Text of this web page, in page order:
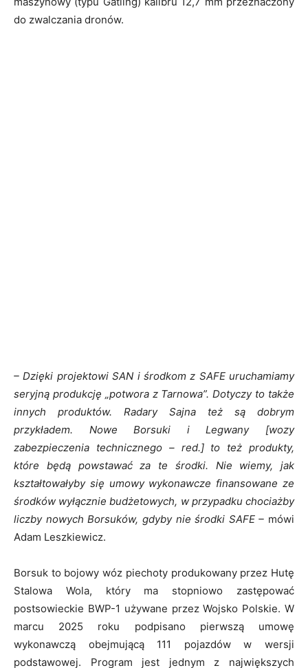
do zwalczania dronów.
– Dzięki projektowi SAN i środkom z SAFE uruchamiamy
seryjną produkcję „potwora z Tarnowa”. Dotyczy to także
innych produktów. Radary Sajna też są dobrym
przykładem. Nowe Borsuki i Legwany [wozy
zabezpieczenia technicznego – red.] to też produkty,
które będą powstawać za te środki. Nie wiemy, jak
kształtowałyby się umowy wykonawcze finansowane ze
środków wyłącznie budżetowych, w przypadku chociażby
liczby nowych Borsuków, gdyby nie środki SAFE – mówi
Adam Leszkiewicz.
Borsuk to bojowy wóz piechoty produkowany przez Hutę
Stalowa Wola, który ma stopniowo zastępować
postsowieckie BWP-1 używane przez Wojsko Polskie. W
marcu 2025 roku podpisano pierwszą umowę
wykonawczą obejmującą 111 pojazdów w wersji
podstawowej. Program jest jednym z największych